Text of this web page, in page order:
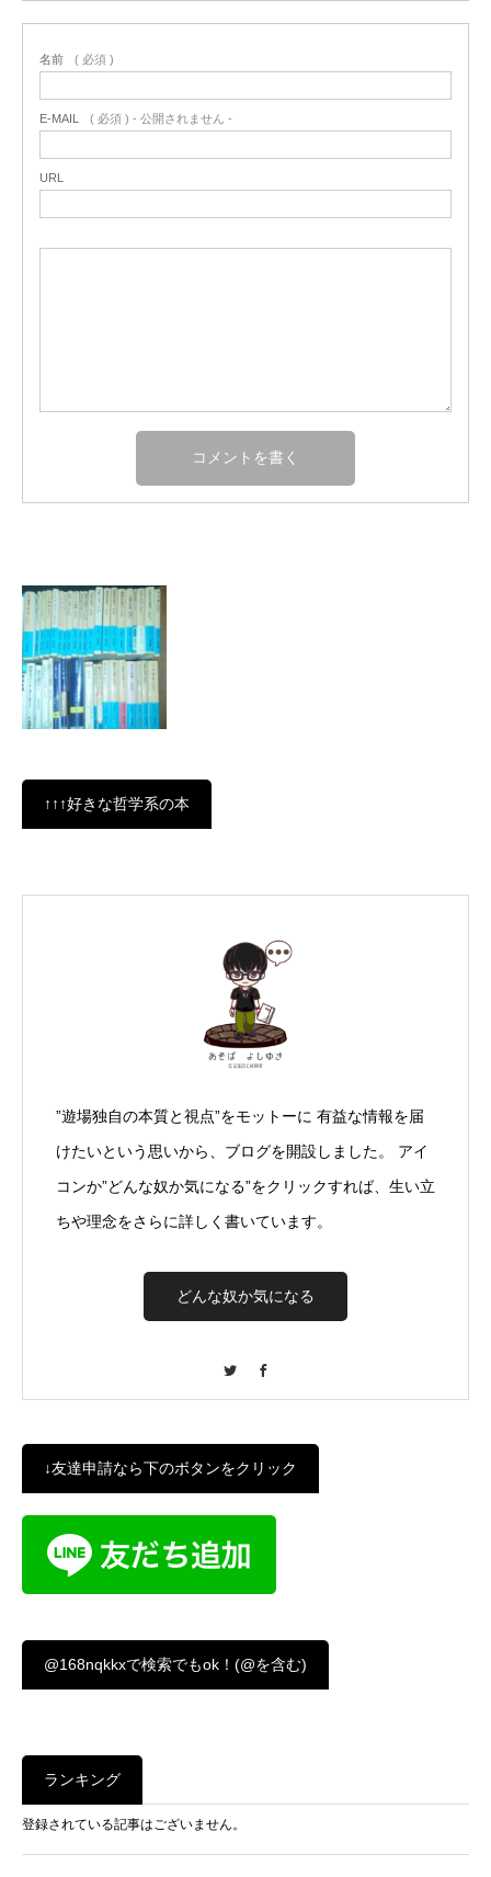
名前 ( 必須 )
E-MAIL ( 必須 ) - 公開されません -
URL
↑↑↑好きな哲学系の本
”遊場独自の本質と視点”をモットーに 有益な情報を届
けたいという思いから、ブログを開設しました。 アイ
コンか”どんな奴か気になる”をクリックすれば、生い立
ちや理念をさらに詳しく書いています。
どんな奴か気になる
↓友達申請なら下のボタンをクリック
@168nqkkxで検索でもok！(@を含む)
ランキング
登録されている記事はございません。